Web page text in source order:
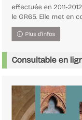
effectuée en 2011-
le GR65. Elle met en
Plus d'infos
Consultable en